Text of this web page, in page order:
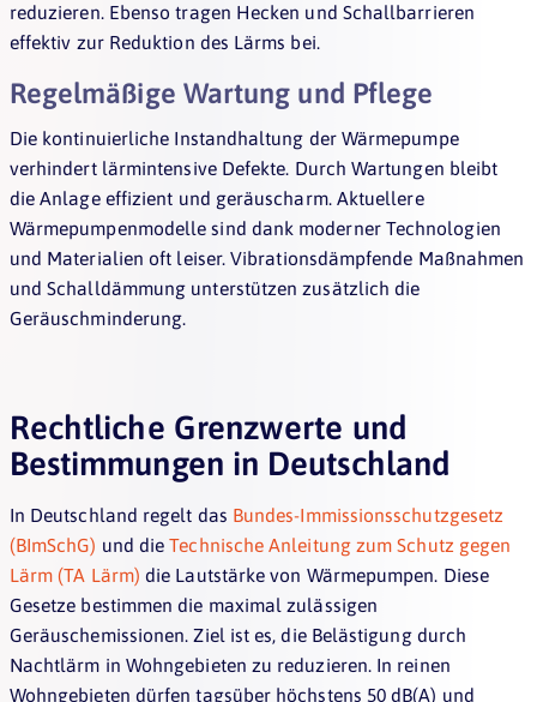
reduzieren. Ebenso tragen Hecken und Schallbarrieren
effektiv zur Reduktion des Lärms bei.
Regelmäßige Wartung und Pflege
Die kontinuierliche Instandhaltung der Wärmepumpe
verhindert lärmintensive Defekte. Durch Wartungen bleibt
die Anlage effizient und geräuscharm. Aktuellere
Wärmepumpenmodelle sind dank moderner Technologien
und Materialien oft leiser. Vibrationsdämpfende Maßnahmen
und Schalldämmung unterstützen zusätzlich die
Geräuschminderung.
Rechtliche Grenzwerte und
Bestimmungen in Deutschland
In Deutschland regelt das Bundes-Immissionsschutzgesetz
(BImSchG) und dieTechnische Anleitung zum Schutz gegen
Lärm (TA Lärm) die Lautstärke von Wärmepumpen. Diese
Gesetze bestimmen die maximal zulässigen
Geräuschemissionen. Ziel ist es, die Belästigung durch
Nachtlärm in Wohngebieten zu reduzieren. In reinen
Wohngebieten dürfen tagsüber höchstens 50 dB(A) und